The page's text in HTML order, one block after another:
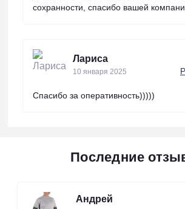
сохранности, спасибо вашей
Лариса
10 января 2025
Спасибо за оперативность)))))
Последние
Андрей